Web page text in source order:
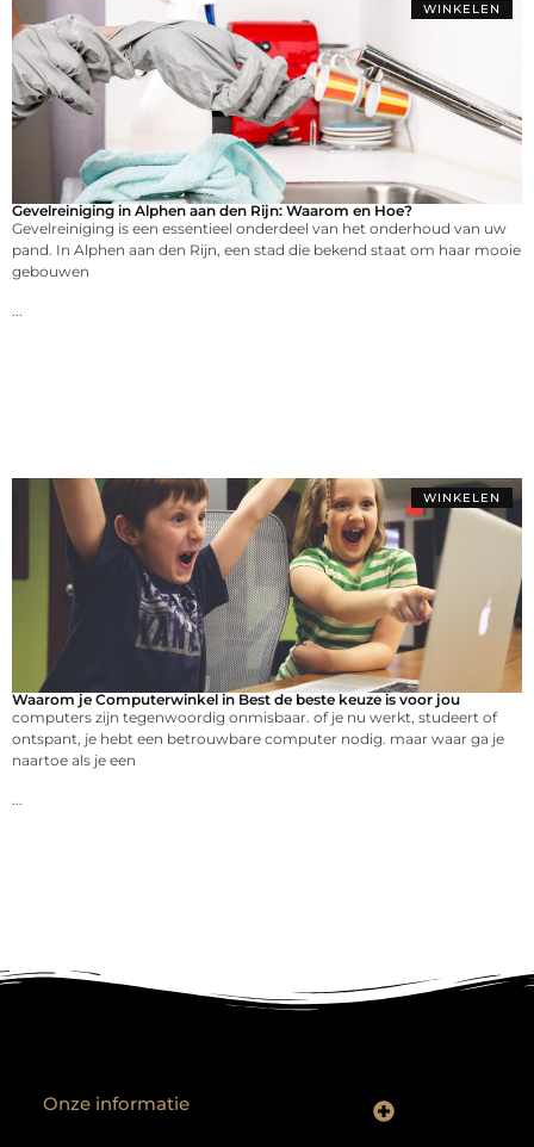
WINKELEN
Gevelreiniging in Alphen aan den Rijn: Waarom en Hoe?
Gevelreiniging is een essentieel onderdeel van het onderhoud van uw
pand. In Alphen aan den Rijn, een stad die bekend staat om haar mooie
gebouwen
WINKELEN
Waarom je Computerwinkel in Best de beste keuze is voor jou
computers zijn tegenwoordig onmisbaar. of je nu werkt, studeert of
ontspant, je hebt een betrouwbare computer nodig. maar waar ga je
naartoe als je een
Onze informatie